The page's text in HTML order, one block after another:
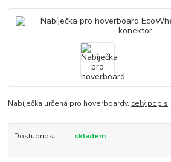
Nabíječka určená pro hoverboardy. celý popis
Dostupnost skladem